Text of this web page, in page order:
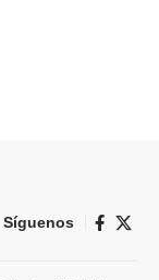
Síguenos